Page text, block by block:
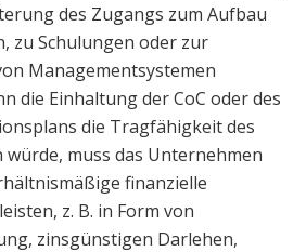
des Zugangs zum Aufbau
zu Schulungen oder zur
Managementsystemen
die Einhaltung der CoC oder des
die Tragfähigkeit des
würde, muss das Unternehmen
finanzielle
z. B. in Form von
zinsgünstigen Darlehen,